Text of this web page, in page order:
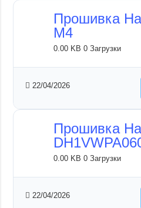
Прошивка
M4
0.00 KB0 Загрузки
22/04/2026
Прошивка
0.00 KB0 Загрузки
22/04/2026